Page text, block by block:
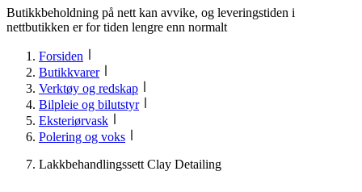
Butikkbeholdning på nett kan avvike, og leveringstiden i
nettbutikken er for tiden lengre enn normalt
Forsiden
Butikkvarer
Verktøy og redskap
Bilpleie og bilutstyr
Eksteriørvask
Polering og voks
Lakkbehandlingssett Clay Detailing